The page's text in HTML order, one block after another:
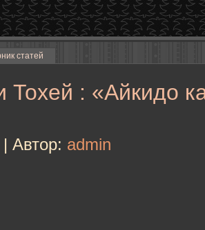
статей
Тохей : «Айкидо
Автор: admin